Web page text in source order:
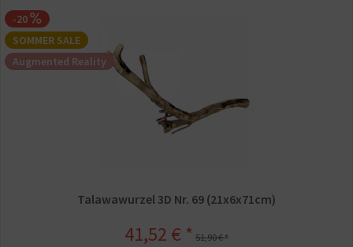
-20
SOMMER SALE
Augmented Reality
Talawawurzel 3D Nr. 69 (21x6x71cm)
41,52 € * 51,90 € *